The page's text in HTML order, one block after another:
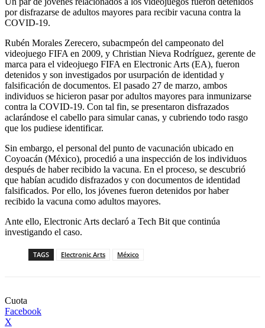
por disfrazarse de adultos mayores para recibir vacuna contra la
COVID-19.
Rubén Morales Zerecero, subacmpeón del campeonato del
videojuego FIFA en 2009, y Christian Nieva Rodríguez, gerente de
marca para el videojuego FIFA en Electronic Arts (EA), fueron
detenidos y son investigados por usurpación de identidad y
falsificación de documentos. El pasado 27 de marzo, ambos
individuos se hicieron pasar por adultos mayores para inmunizarse
contra la COVID-19. Con tal fin, se presentaron disfrazados
aclarándose el cabello para simular canas, y cubriendo todo rasgo
que los pudiese identificar.
Sin embargo, el personal del punto de vacunación ubicado en
Coyoacán (México), procedió a una inspección de los individuos
después de haber recibido la vacuna. En el proceso, se descubrió
que habían acudido disfrazados y con documentos de identidad
falsificados. Por ello, los jóvenes fueron detenidos por haber
recibido la vacuna como adultos mayores.
Ante ello, Electronic Arts declaró a Tech Bit que continúa
investigando el caso.
TAGS Electronic Arts México
Cuota
Facebook
X